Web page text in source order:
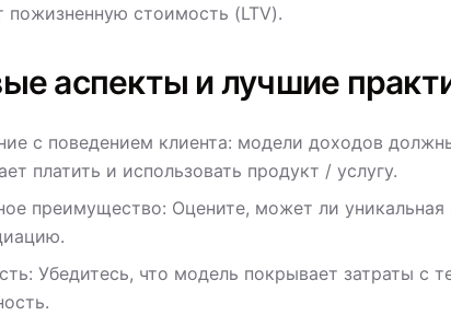
пожизненную стоимость (LTV).
аспекты и лучшие
с поведением клиента: модели доходов
платить и использовать продукт / услугу.
преимущество: Оцените, может ли
Убедитесь, что модель покрывает затраты с